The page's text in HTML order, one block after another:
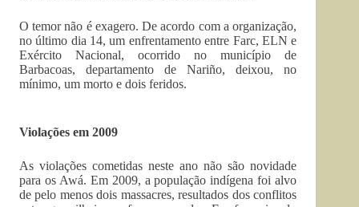
O temor não é exagero. De acordo com a organização,
no último dia 14, um enfrentamento entre Farc, ELN e
Exército Nacional, ocorrido no município de
Barbacoas, departamento de Nariño, deixou, no
mínimo, um morto e dois feridos.
Violações em 2009
As violações cometidas neste ano não são novidade
para os Awá. Em 2009, a população indígena foi alvo
de pelo menos dois massacres, resultados dos conflitos